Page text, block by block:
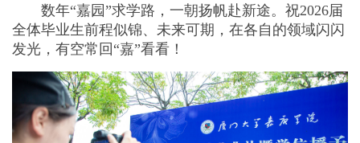
数年“嘉园”求学路，一朝扬帆赴新途。祝2026届
全体毕业生前程似锦、未来可期，在各自的领域闪闪
发光，有空常回“嘉”看看！